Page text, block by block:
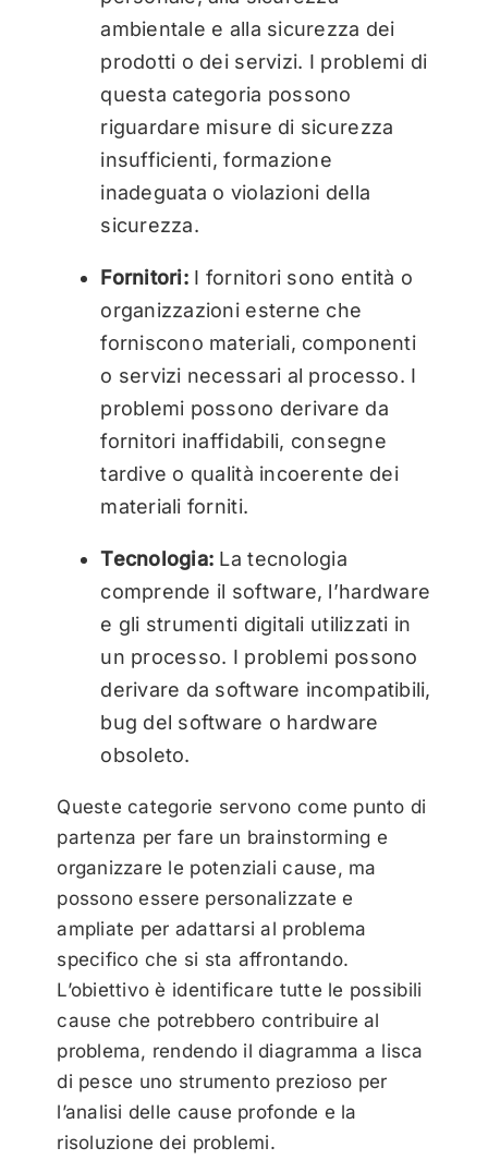
ambientale e alla sicurezza dei
prodotti o dei servizi. I problemi di
questa categoria possono
riguardare misure di sicurezza
insufficienti, formazione
inadeguata o violazioni della
sicurezza.
Fornitori:I fornitori sono entità o
organizzazioni esterne che
forniscono materiali, componenti
o servizi necessari al processo. I
problemi possono derivare da
fornitori inaffidabili, consegne
tardive o qualità incoerente dei
materiali forniti.
Tecnologia: La tecnologia
comprende il software, l’hardware
e gli strumenti digitali utilizzati in
un processo. I problemi possono
derivare da software incompatibili,
bug del software o hardware
obsoleto.
Queste categorie servono come punto di
partenza per fare un brainstorming e
organizzare le potenziali cause, ma
possono essere personalizzate e
ampliate per adattarsi al problema
specifico che si sta affrontando.
L’obiettivo è identificare tutte le possibili
cause che potrebbero contribuire al
problema, rendendo il diagramma a lisca
di pesce uno strumento prezioso per
l’analisi delle cause profonde e la
risoluzione dei problemi.